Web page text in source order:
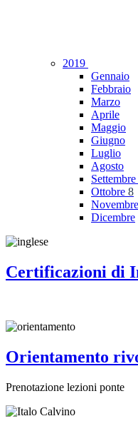
2019
Gennaio
Febbraio
Marzo
Aprile
Maggio
Giugno
Luglio
Agosto
Settembre
Ottobre 8
Novembre
Dicembre
Certificazioni di
Orientamento
Prenotazione lezioni ponte